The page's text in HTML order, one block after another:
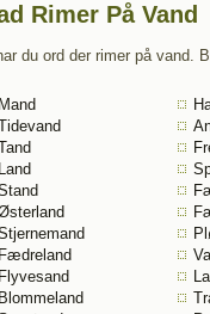
Rimer På Vand
du ord der rimer på vand.